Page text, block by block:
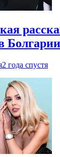
Болгарии
2 года спустя